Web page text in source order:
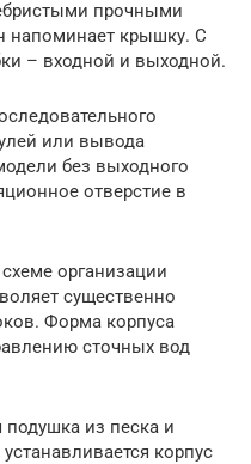
прочными
напоминает крышку. С
– входной и выходной.
или вывода
без выходного
отверстие в
организации
существенно
Форма корпуса
сточных вод
из песка и
корпус